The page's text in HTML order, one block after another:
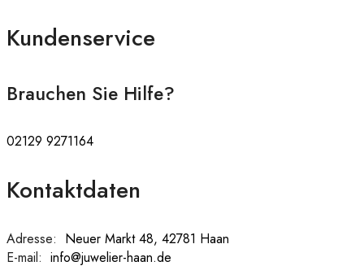
Kundenservice
Brauchen Sie Hilfe?
02129 9271164
Kontaktdaten
Adresse: Neuer Markt 48, 42781 Haan
E-mail: info@juwelier-haan.de